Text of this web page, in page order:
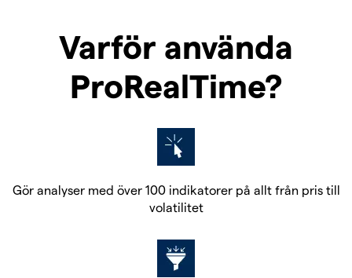
Varför använda
ProRealTime?
Gör analyser med över 100 indikatorer på allt från pris till
volatilitet